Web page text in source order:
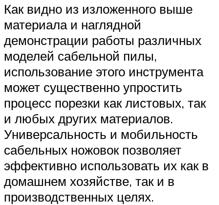
Как видно из изложенного выше
материала и наглядной
демонстрации работы различных
моделей сабельной пилы,
использование этого инструмента
может существенно упростить
процесс порезки как листовых, так
и любых других материалов.
Универсальность и мобильность
сабельных ножовок позволяет
эффективно использовать их как в
домашнем хозяйстве, так и в
производственных целях.